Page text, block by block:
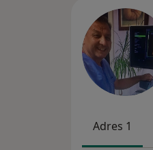
Adres 1